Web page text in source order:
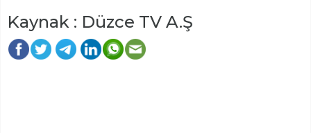
Kaynak : Düzce TV A.Ş